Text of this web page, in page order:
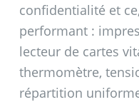
confidentialité et
performant :
lecteur de cartes
thermomètre,
répartition